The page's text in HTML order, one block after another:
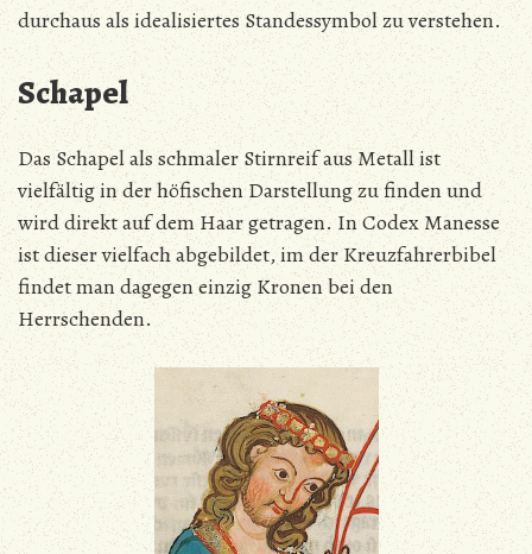
durchaus als idealisiertes Standessymbol zu verstehen.
Schapel
Das Schapel als schmaler Stirnreif aus Metall ist
vielfältig in der höfischen Darstellung zu finden und
wird direkt auf dem Haar getragen. In Codex Manesse
ist dieser vielfach abgebildet, im der Kreuzfahrerbibel
findet man dagegen einzig Kronen bei den
Herrschenden.